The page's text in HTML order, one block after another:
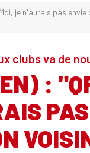
je n'aurais pas
clubs va de
: